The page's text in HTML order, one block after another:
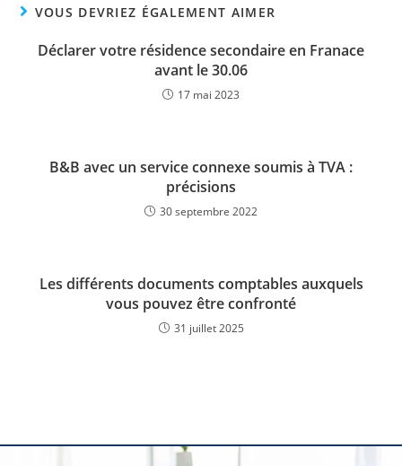
VOUS DEVRIEZ ÉGALEMENT AIMER
Déclarer votre résidence secondaire en Franace
avant le 30.06
17 mai 2023
B&B avec un service connexe soumis à TVA :
précisions
30 septembre 2022
Les différents documents comptables auxquels
vous pouvez être confronté
31 juillet 2025